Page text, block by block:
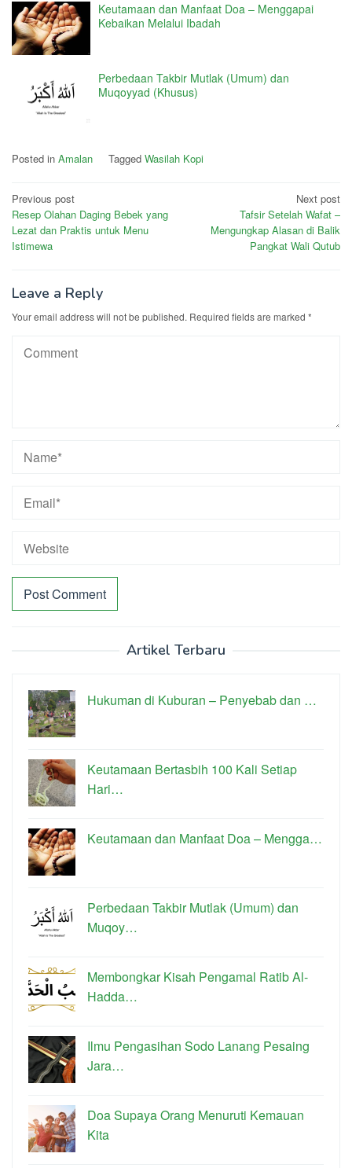
Keutamaan dan Manfaat Doa – Menggapai
Kebaikan Melalui Ibadah
Perbedaan Takbir Mutlak (Umum) dan
Muqoyyad (Khusus)
Posted in Amalan Tagged Wasilah Kopi
Post
navigation
Previous post
Resep Olahan Daging Bebek yang
Lezat dan Praktis untuk Menu
Istimewa
Next post
Tafsir Setelah Wafat –
Mengungkap Alasan di Balik
Pangkat Wali Qutub
Leave a Reply
Your email address will not be published. Required fields are marked *
Artikel Terbaru
Hukuman di Kuburan – Penyebab dan …
Keutamaan Bertasbih 100 Kali Setiap
Hari…
Keutamaan dan Manfaat Doa – Mengga…
Perbedaan Takbir Mutlak (Umum) dan
Muqoy…
Membongkar Kisah Pengamal Ratib Al-
Hadda…
Ilmu Pengasihan Sodo Lanang Pesaing
Jara…
Doa Supaya Orang Menuruti Kemauan
Kita